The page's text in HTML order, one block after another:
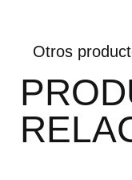
Otros